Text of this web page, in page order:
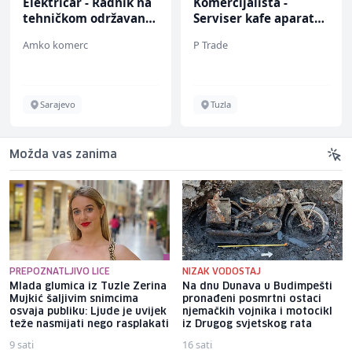
tehničkom održavanju
Amko komerc
Sarajevo
Serviser kafe aparata
P Trade
Tuzla
Možda vas zanima
PREPOZNATLJIVO LICE
Mlada glumica iz Tuzle Zerina
Mujkić šaljivim snimcima
osvaja publiku: Ljude je uvijek
teže nasmijati nego rasplakati
9 sati
NIZAK VODOSTAJ
Na dnu Dunava u Budimpešti
pronađeni posmrtni ostaci
njemačkih vojnika i motocikl
iz Drugog svjetskog rata
16 sati